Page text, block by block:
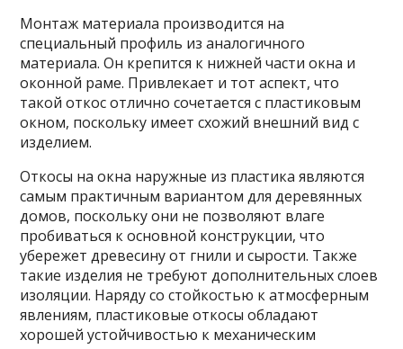
Монтаж материала производится на
специальный профиль из аналогичного
материала. Он крепится к нижней части окна и
оконной раме. Привлекает и тот аспект, что
такой откос отлично сочетается с пластиковым
окном, поскольку имеет схожий внешний вид с
изделием.
Откосы на окна наружные из пластика являются
самым практичным вариантом для деревянных
домов, поскольку они не позволяют влаге
пробиваться к основной конструкции, что
убережет древесину от гнили и сырости. Также
такие изделия не требуют дополнительных слоев
изоляции. Наряду со стойкостью к атмосферным
явлениям, пластиковые откосы обладают
хорошей устойчивостью к механическим